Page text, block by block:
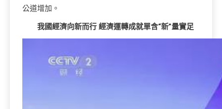
公道增加。
我國經濟向新而行 經濟運轉成就單含“新”量實足